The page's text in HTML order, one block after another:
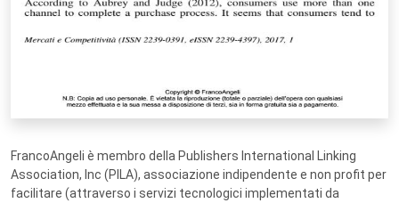
FrancoAngeli è membro della Publishers International Linking
Association, Inc (PILA), associazione indipendente e non profit per
facilitare (attraverso i servizi tecnologici implementati da